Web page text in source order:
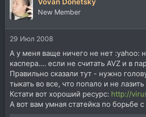
New Member
29 Июл 2008
А у меня ваще ничего не нет :yahoo:
каспера.... если не считать AVZ и в
Правильно сказали тут - нужно
тыкать во все, что попало и не
Кстати вот хороший ресурс: http://
А вот вам умная статейка по борьбе